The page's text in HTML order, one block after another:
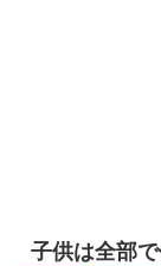
子供は全部